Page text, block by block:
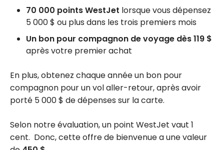
70 000 points WestJet lorsque vous dépensez
5 000 $ ou plus dans les trois premiers mois
Un bon pour compagnon de voyage dès 119 $
après votre premier achat
En plus, obtenez chaque année un bon pour
compagnon pour un vol aller-retour, après avoir
porté 5 000 $ de dépenses sur la carte.
Selon notre évaluation, un point WestJet vaut 1
cent. Donc, cette offre de bienvenue a une valeur